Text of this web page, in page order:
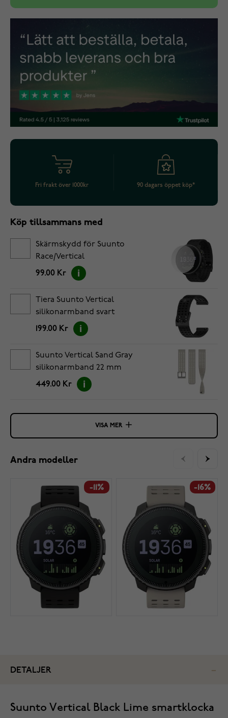
Fri frakt över 1000kr 90 dagars öppet köp*
Köp tillsammans med
Skärmskydd för Suunto
Race/Vertical
99.00 Kr
Tiera Suunto Vertical
silikonarmband svart
199.00 Kr
Suunto Vertical Sand Gray
silikonarmband 22 mm
SS050884000
449.00 Kr
VISA MER
Andra modeller
-11% -16%
DETALJER
Suunto Vertical Black Lime smartklocka